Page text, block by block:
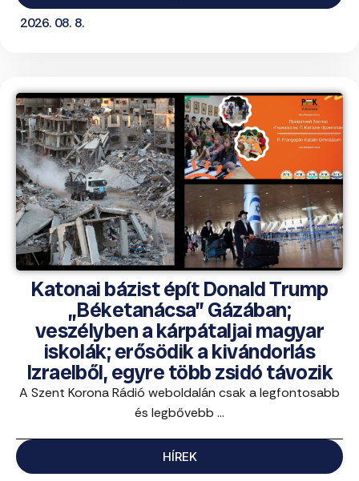
2026. 08. 8.
Katonai bázist épít Donald Trump
„Béketanácsa” Gázában;
veszélyben a kárpátaljai magyar
iskolák; erősödik a kivándorlás
Izraelből, egyre több zsidó távozik
A Szent Korona Rádió weboldalán csak a legfontosabb
és legbővebb ...
HÍREK